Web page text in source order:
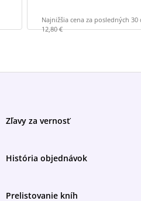
Najnižšia cena za posledných
12,80 €
Zľavy za vernosť
História objednávok
Prelistovanie kníh